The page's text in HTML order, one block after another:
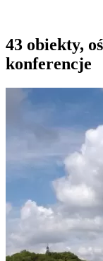
43 obiekty,
konferencje